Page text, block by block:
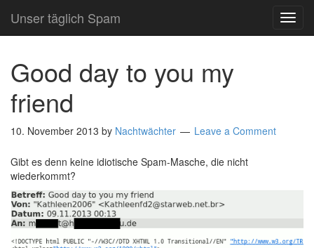
Unser täglich Spam
Good day to you my
friend
10. November 2013 by Nachtwächter Leave a Comment
Gibt es denn keine idiotische Spam-Masche, die nicht
wiederkommt?